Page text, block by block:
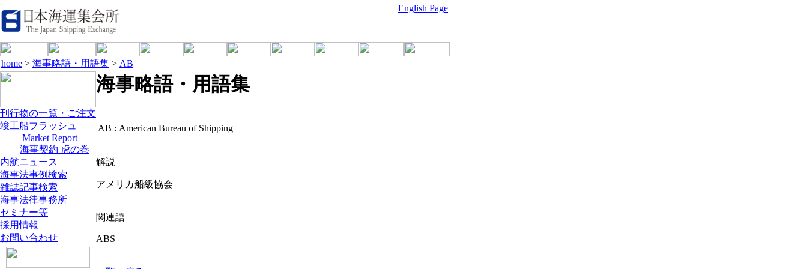
English Page
home > 海事略語・用語集 > AB
刊行物の一覧・ご注文
竣工船フラッシュ
Market Report
海事契約 虎の巻
内航ニュース
海事法事例検索
雑誌記事検索
海事法律事務所
セミナー等
採用情報
お問い合わせ
海事略語・用語集
AB : American Bureau of Shipping
解説
アメリカ船級協会
関連語
ABS